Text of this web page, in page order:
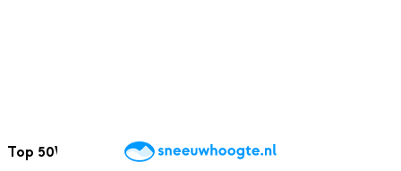
Top 50Webcams WintersportweerKaarten